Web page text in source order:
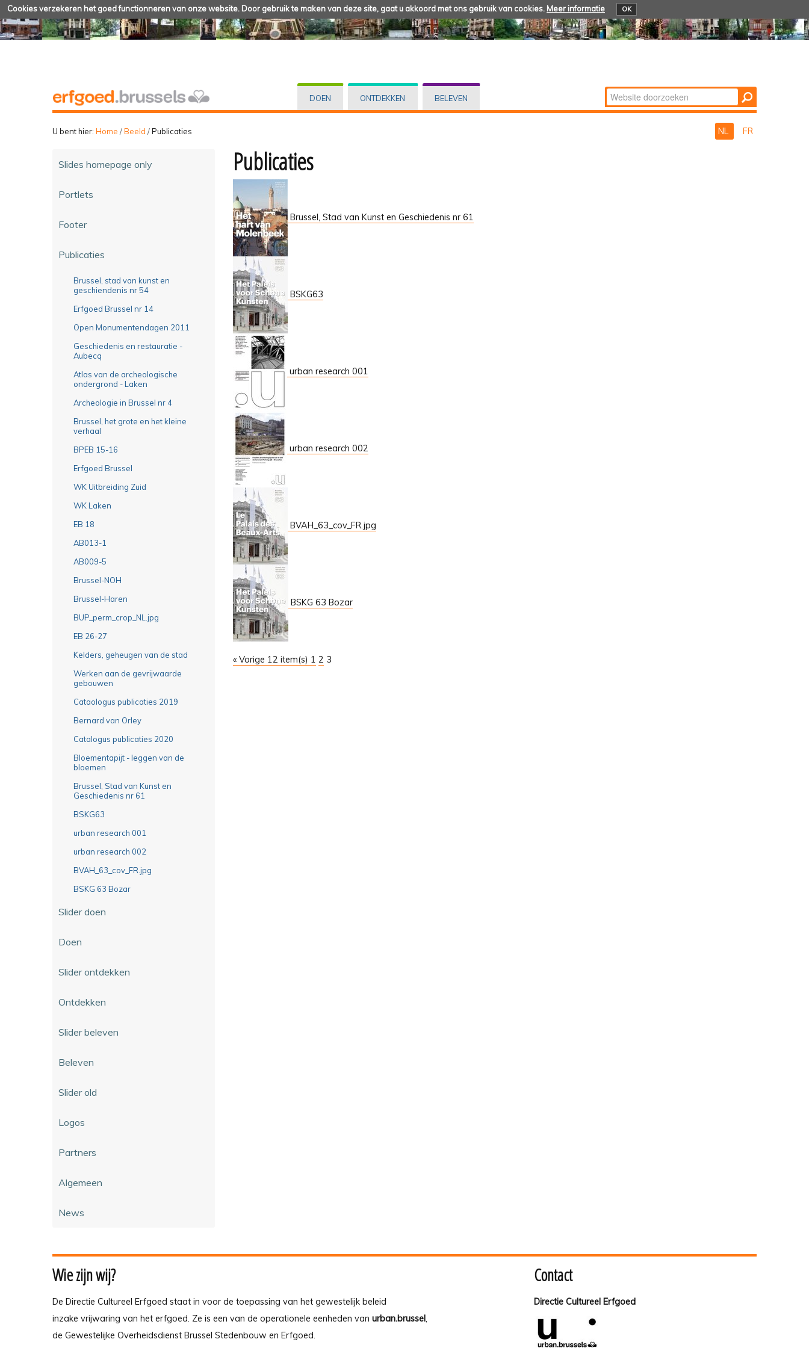
Cookies verzekeren het goed functionneren van onze website. Door gebruik te maken van deze site, gaat u akkoord met ons gebruik van cookies. Meer informatie OK
DOEN ONTDEKKEN BELEVEN Zoek
Geavanceerd
U bent hier: Home /Beeld /Publicaties NL FR
Slides homepage only
Portlets
Footer
Publicaties
Brussel, stad van kunst en
geschiendenis nr 54
Erfgoed Brussel nr 14
Open Monumentendagen 2011
Geschiedenis en restauratie -
Aubecq
Atlas van de archeologische
ondergrond - Laken
Archeologie in Brussel nr 4
Brussel, het grote en het kleine
verhaal
BPEB 15-16
Erfgoed Brussel
WK Uitbreiding Zuid
WK Laken
EB 18
AB013-1
AB009-5
Brussel-NOH
Brussel-Haren
BUP_perm_crop_NL.jpg
EB 26-27
Kelders, geheugen van de stad
Werken aan de gevrijwaarde
gebouwen
Cataologus publicaties 2019
Bernard van Orley
Catalogus publicaties 2020
Bloementapijt - leggen van de
bloemen
Brussel, Stad van Kunst en
Geschiedenis nr 61
BSKG63
urban research 001
urban research 002
BVAH_63_cov_FR.jpg
BSKG 63 Bozar
Slider doen
Doen
Slider ontdekken
Ontdekken
Slider beleven
Beleven
Slider old
Logos
Partners
Algemeen
News
Publicaties
Brussel, Stad van Kunst en Geschiedenis nr 61
BSKG63
urban research 001
urban research 002
BVAH_63_cov_FR.jpg
BSKG 63 Bozar
« Vorige 12 item(s) 1 2 3
Wie zijn wij?
De Directie Cultureel Erfgoed staat in voor de toepassing van het gewestelijk beleid
inzake vrijwaring van het erfgoed. Ze is een van de operationele eenheden van urban.brussel,
de Gewestelijke Overheidsdienst Brussel Stedenbouw en Erfgoed.
Contact
Directie Cultureel Erfgoed